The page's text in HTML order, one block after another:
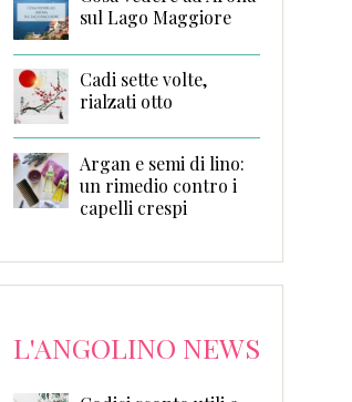
sul Lago Maggiore
Cadi sette volte,
rialzati otto
Argan e semi di lino:
un rimedio contro i
capelli crespi
L'ANGOLINO NEWS